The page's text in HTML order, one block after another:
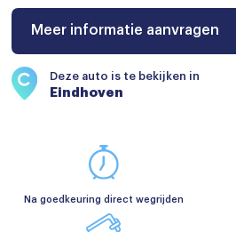
Meer informatie aanvragen
Deze auto is te bekijken in
Eindhoven
Na goedkeuring direct wegrijden